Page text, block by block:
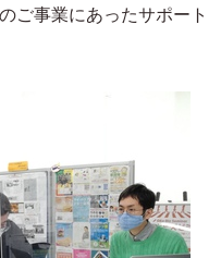
ご事業にあったサポート